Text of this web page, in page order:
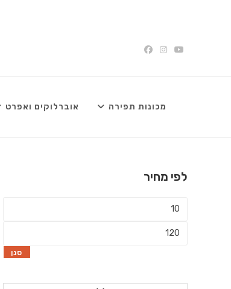
מכונות תפירה אוברלוקים ואפרט
לפי מחיר
מחיר
מחיר
סנן